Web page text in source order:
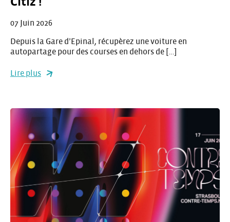
07 Juin 2026
Depuis la Gare d’Epinal, récupèrez une voiture en
autopartage pour des courses en dehors de […]
Lire plus